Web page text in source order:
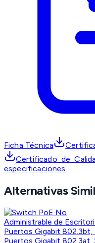
Ficha Técnica
especificaciones
Alternativas